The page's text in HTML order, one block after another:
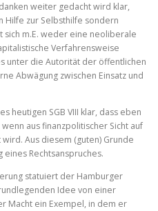
weiter gedacht wird klar,
Hilfe zur Selbsthilfe sondern
sich m.E. weder eine neoliberale
Verfahrensweise
unter die Autorität der öffentlichen
Abwägung zwischen Einsatz und
heutigen SGB VIII klar, dass eben
aus finanzpolitischer Sicht auf
Aus diesem (guten) Grunde
Rechtsanspruches.
statuiert der Hamburger
Idee von einer
Macht ein Exempel, in dem er